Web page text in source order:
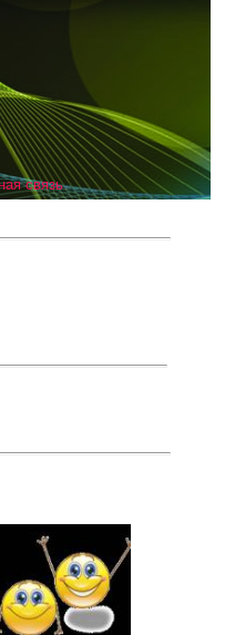
связь